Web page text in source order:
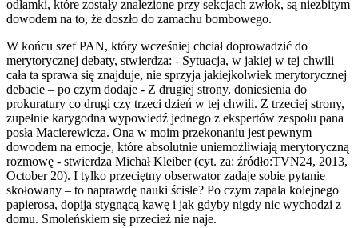
odłamki, które zostały znalezione przy sekcjach zwłok, są niezbitym
dowodem na to, że doszło do zamachu bombowego.
W końcu szef PAN, który wcześniej chciał doprowadzić do
merytorycznej debaty, stwierdza: - Sytuacja, w jakiej w tej chwili
cała ta sprawa się znajduje, nie sprzyja jakiejkolwiek merytorycznej
debacie – po czym dodaje - Z drugiej strony, doniesienia do
prokuratury co drugi czy trzeci dzień w tej chwili. Z trzeciej strony,
zupełnie karygodna wypowiedź jednego z ekspertów zespołu pana
posła Macierewicza. Ona w moim przekonaniu jest pewnym
dowodem na emocje, które absolutnie uniemożliwiają merytoryczną
rozmowę - stwierdza Michał Kleiber (cyt. za: źródło:TVN24, 2013,
October 20). I tylko przeciętny obserwator zadaje sobie pytanie
skołowany – to naprawdę nauki ścisłe? Po czym zapala kolejnego
papierosa, dopija stygnącą kawę i jak gdyby nigdy nic wychodzi z
domu. Smoleńskiem się przecież nie naje.